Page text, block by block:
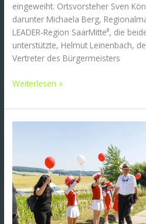
eingeweiht. Ortsvorsteher Sven
darunter Michaela Berg,
LEADER‑Region SaarMitte⁸, die
unterstützte, Helmut Leinenbach,
Vertreter des Bürgermeisters
Weiterlesen »
von
„Unser
Dorf
hat
Zukunft“